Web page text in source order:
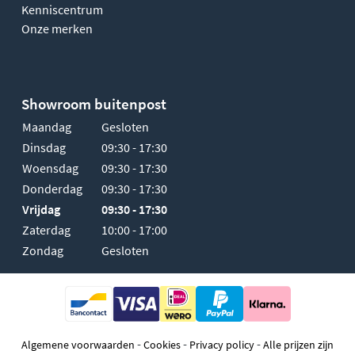
Kenniscentrum
Onze merken
Showroom buitenpost
Maandag
Gesloten
Dinsdag
09:30 - 17:30
Woensdag
09:30 - 17:30
Donderdag
09:30 - 17:30
Vrijdag
09:30 - 17:30
Zaterdag
10:00 - 17:00
Zondag
Gesloten
Algemene voorwaarden -Cookies- Privacy policy-Alle prijzen zijn